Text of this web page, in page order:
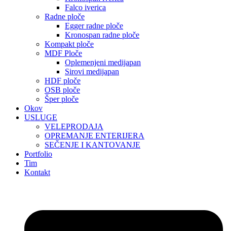
Falco iverica
Radne ploče
Egger radne ploče
Kronospan radne ploče
Kompakt ploče
MDF Ploče
Oplemenjeni medijapan
Sirovi medijapan
HDF ploče
OSB ploče
Šper ploče
Okov
USLUGE
VELEPRODAJA
OPREMANJE ENTERIJERA
SEČENJE I KANTOVANJE
Portfolio
Tim
Kontakt